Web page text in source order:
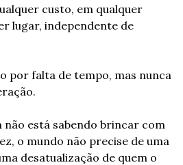
custo, em qualquer
lugar, independente de
por falta de tempo, mas nunca
não está sabendo brincar com
o mundo não precise de uma
desatualização de quem o